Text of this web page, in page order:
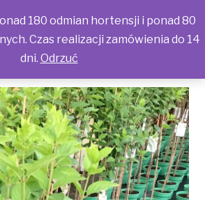
180 odmian hortensji i ponad 80
Czas realizacji zamówienia do 14
dni. Odrzuć